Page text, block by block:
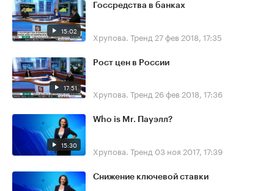
15:02
Госсредства в банках
Хрупова. Тренд 27 фев 2018, 17:35
17:51
Рост цен в России
Хрупова. Тренд 26 фев 2018, 17:36
15:30
Who is Mr. Пауэлл?
Хрупова. Тренд 03 ноя 2017, 17:39
Снижение ключевой ставки